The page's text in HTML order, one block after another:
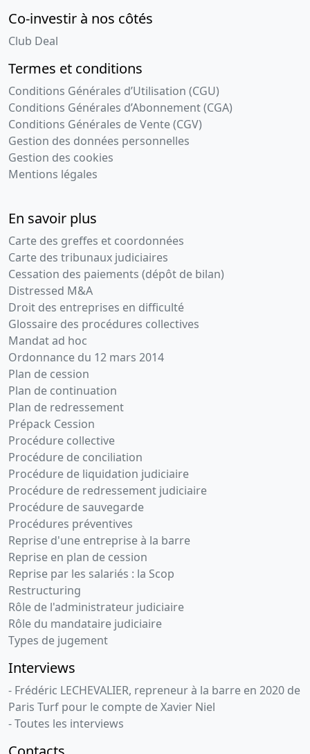
Co-investir à nos côtés
Club Deal
Termes et conditions
Conditions Générales d’Utilisation (CGU)
Conditions Générales d’Abonnement (CGA)
Conditions Générales de Vente (CGV)
Gestion des données personnelles
Gestion des cookies
Mentions légales
En savoir plus
Carte des greffes et coordonnées
Carte des tribunaux judiciaires
Cessation des paiements (dépôt de bilan)
Distressed M&A
Droit des entreprises en difficulté
Glossaire des procédures collectives
Mandat ad hoc
Ordonnance du 12 mars 2014
Plan de cession
Plan de continuation
Plan de redressement
Prépack Cession
Procédure collective
Procédure de conciliation
Procédure de liquidation judiciaire
Procédure de redressement judiciaire
Procédure de sauvegarde
Procédures préventives
Reprise d'une entreprise à la barre
Reprise en plan de cession
Reprise par les salariés : la Scop
Restructuring
Rôle de l'administrateur judiciaire
Rôle du mandataire judiciaire
Types de jugement
Interviews
- Frédéric LECHEVALIER, repreneur à la barre en 2020 de
Paris Turf pour le compte de Xavier Niel
- Toutes les interviews